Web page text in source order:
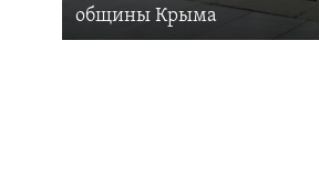
общины Крыма